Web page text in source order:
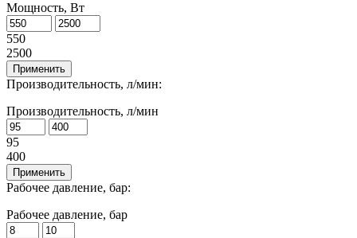
Мощность, Вт
550
2500
Применить
Производительность, л/мин:
Производительность, л/мин
95
400
Применить
Рабочее давление, бар:
Рабочее давление, бар